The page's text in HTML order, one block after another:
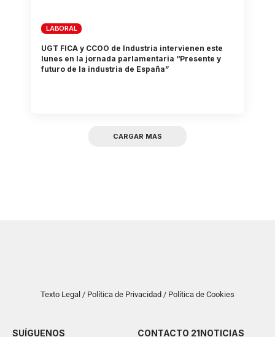
LABORAL
UGT FICA y CCOO de Industria intervienen este
lunes en la jornada parlamentaria “Presente y
futuro de la industria de España”
CARGAR MAS
Texto Legal / Política de Privacidad / Política de Cookies
SUÍGUENOS CONTACTO 21NOTICIAS